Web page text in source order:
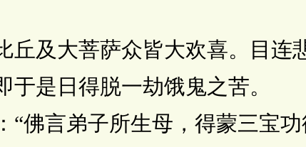
及大菩萨众皆大欢喜。目连悲
于是日得脱一劫饿鬼之苦。
言弟子所生母，得蒙三宝功